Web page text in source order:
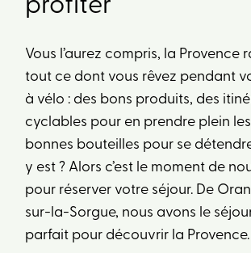
profiter
Vous l’aurez compris, la Provence
tout ce dont vous rêvez pendant
à vélo : des bons produits, des
cyclables pour en prendre plein
bonnes bouteilles pour se
y est ? Alors c’est le moment de
pour réserver votre séjour. De
sur-la-Sorgue, nous avons le
parfait pour découvrir la Provence.